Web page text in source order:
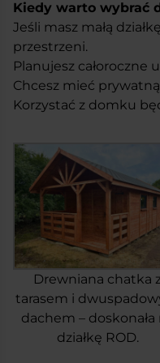
Kiedy warto wybrać
Jeśli masz małą
przestrzeni.
Planujesz
Chcesz mieć
Korzystać z domku
Drewniana chatka
tarasem i
dachem – doskonała
działkę ROD.